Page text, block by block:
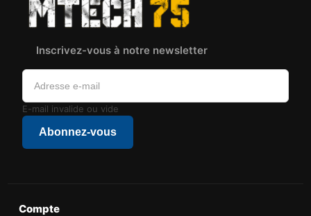
Inscrivez-vous à notre newsletter
E-mail invalide ou vide
Abonnez-vous
Compte